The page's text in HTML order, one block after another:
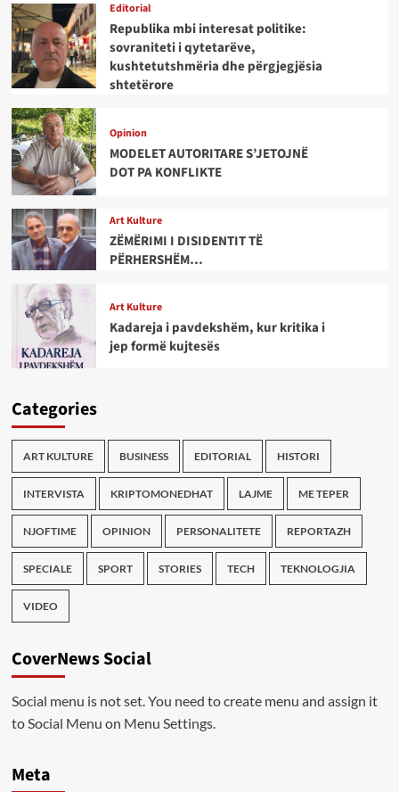
Editorial
Republika mbi interesat politike:
sovraniteti i qytetarëve,
kushtetutshmëria dhe përgjegjësia
shtetërore
Opinion
MODELET AUTORITARE S’JETOJNË
DOT PA KONFLIKTE
Art Kulture
ZËMËRIMI I DISIDENTIT TË
PËRHERSHËM…
Art Kulture
Kadareja i pavdekshëm, kur kritika i
jep formë kujtesës
Categories
ART KULTURE BUSINESS EDITORIAL HISTORI
INTERVISTA KRIPTOMONEDHAT LAJME ME TEPER
NJOFTIME OPINION PERSONALITETE REPORTAZH
SPECIALE SPORT STORIES TECH TEKNOLOGJIA
VIDEO
CoverNews Social
Social menu is not set. You need to create menu and assign it
to Social Menu on Menu Settings.
Meta